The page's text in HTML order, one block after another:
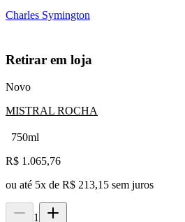
Charles Symington
Retirar em loja
Novo
MISTRAL ROCHA
750ml
R$ 1.065,76
ou até 5x de R$ 213,15 sem juros
1